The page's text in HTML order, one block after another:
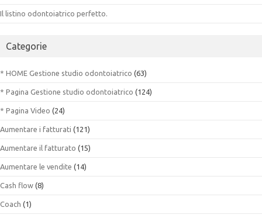
Il listino odontoiatrico perfetto.
Categorie
* HOME Gestione studio odontoiatrico (63)
* Pagina Gestione studio odontoiatrico (124)
* Pagina Video (24)
Aumentare i fatturati (121)
Aumentare il fatturato (15)
Aumentare le vendite (14)
Cash flow (8)
Coach (1)